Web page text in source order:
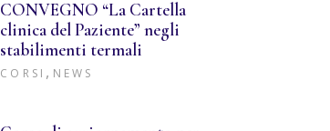
CONVEGNO “La Cartella
clinica del Paziente” negli
stabilimenti termali
CORSI , NEWS